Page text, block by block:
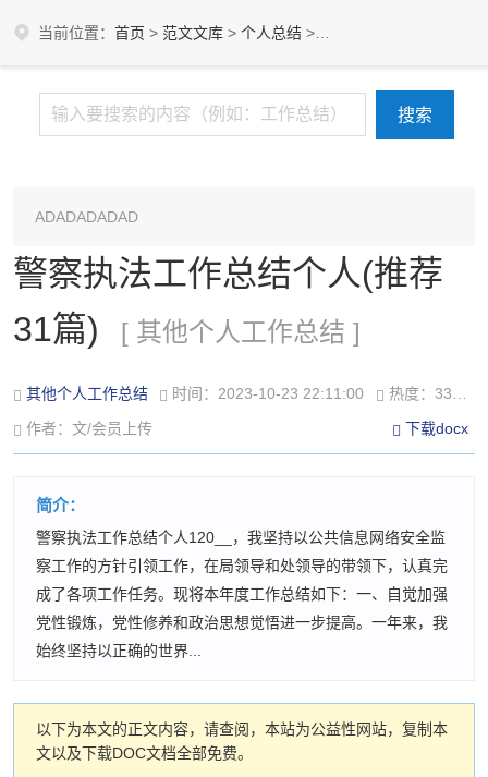
当前位置： 首页 > 范文文库 > 个人总结 >
ADADADADAD
警察执法工作总结个人(推荐
31篇)
[ 其他个人工作总结 ]
其他个人工作总结 时间：2023-10-23 22:11:00
热度：332℃
作者：文/会员上传
下载docx
简介：
警察执法工作总结个人120__，我坚持以公共信息网络安全监
察工作的方针引领工作，在局领导和处领导的带领下，认真完
成了各项工作任务。现将本年度工作总结如下：一、自觉加强
党性锻炼，党性修养和政治思想觉悟进一步提高。一年来，我
始终坚持以正确的世界...
以下为本文的正文内容，请查阅，本站为公益性网站，复制本
文以及下载DOC文档全部免费。